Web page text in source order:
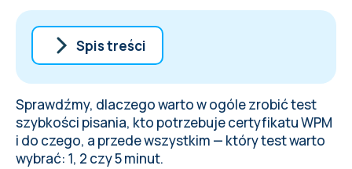
Spis treści
Czym jest certyfikat WPM i po co jest
potrzebny
Argument 1. Wiele firm po prostu tego
wymaga
Argument 2. Certyfikat wzmacnia twoje
Sprawdźmy, dlaczego warto w ogóle zrobić test
szybkości pisania, kto potrzebuje certyfikatu WPM
i do czego, a przede wszystkim — który test warto
wybrać: 1, 2 czy 5 minut.